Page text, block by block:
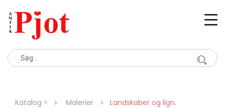
Katalog > Malerier Landskaber og lign.